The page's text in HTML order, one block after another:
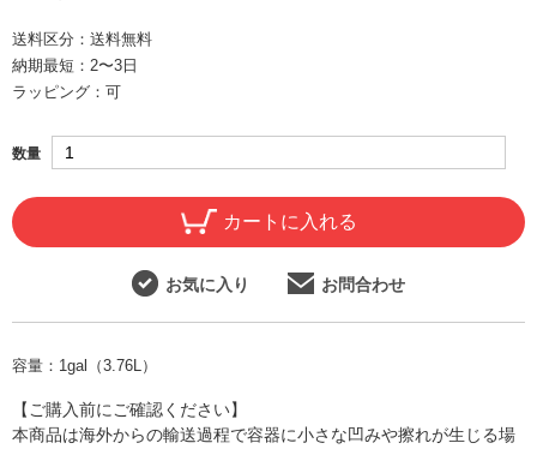
送料区分： 送料無料
納期最短： 2〜3日
ラッピング： 可
数量
カートに入れる
お気に入り お問合わせ
容量： 1gal（3.76L）
【ご購入前にご確認ください】
本商品は海外からの輸送過程で容器に小さな凹みや擦れが生じる場